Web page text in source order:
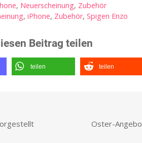
, Neuerscheinung, Zubehör
, iPhone, Zubehör, Spigen Enzo
Beitrag teilen
teilen teilen
Oster-